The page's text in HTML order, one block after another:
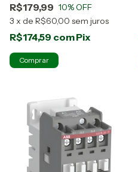
R$179,99 10% OFF
3 x de R$60,00 sem juros
R$174,59 comPix